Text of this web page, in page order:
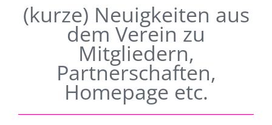
(kurze) Neuigkeiten aus
dem Verein zu
Mitgliedern,
Partnerschaften,
Homepage etc.